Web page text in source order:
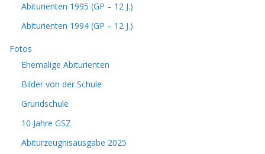
Abiturienten 1995 (GP – 12 J.)
Abiturienten 1994 (GP – 12 J.)
Fotos
Ehemalige Abiturienten
Bilder von der Schule
Grundschule
10 Jahre GSZ
Abiturzeugnisausgabe 2025